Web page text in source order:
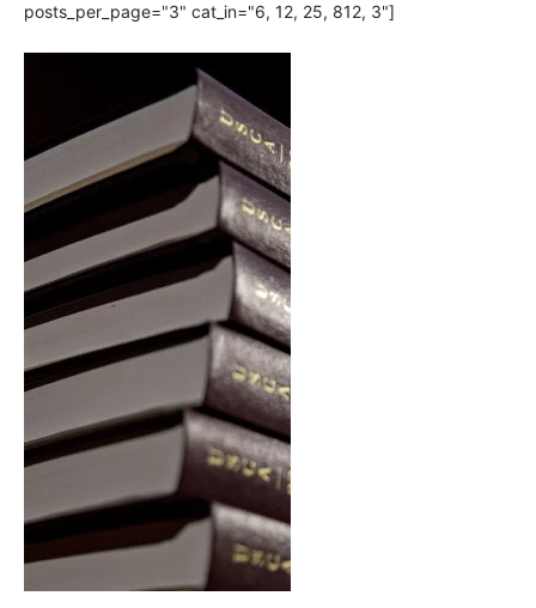
posts_per_page="3" cat_in="6, 12, 25, 812, 3"]